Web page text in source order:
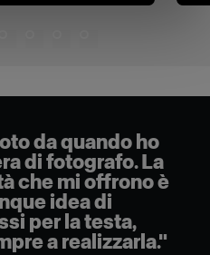
da quando ho
di fotografo. La
che mi offrono è
idea di
per la testa,
a realizzarla."